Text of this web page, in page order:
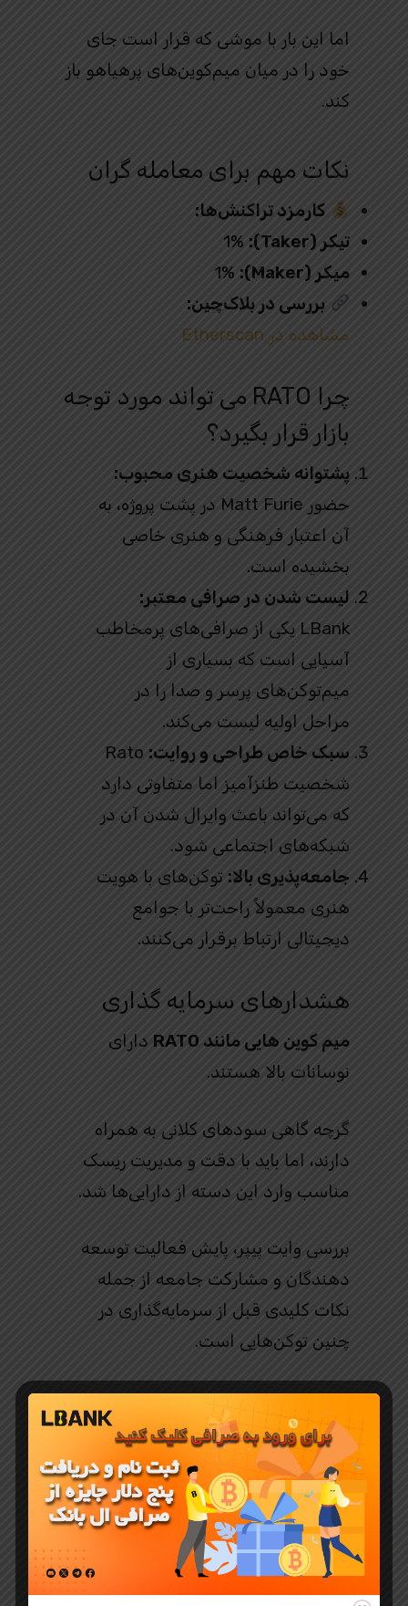
اما این بار با موشی که قرار است جای
خود را در میان میم‌کوین‌های پرهیاهو باز
کند.
نکات مهم برای معامله‌ گران
کارمزد تراکنش‌ها:
تیکر (Taker):
میکر (Maker):
بررسی در بلاک‌چین:
مشاهده در Etherscan
چرا RATO می‌ تواند مورد توجه
بازار قرار بگیرد؟
پشتوانه شخصیت هنری محبوب:
حضور Matt Furie در پشت پروژه، به
آن اعتبار فرهنگی و هنری خاصی
بخشیده است.
لیست شدن در صرافی معتبر:
LBank یکی از صرافی‌های پرمخاطب
آسیایی است که بسیاری از
میم‌توکن‌های پرسر و صدا را در
مراحل اولیه لیست می‌کند.
سبک خاص طراحی و روایت: Rato
شخصیت طنزآمیز اما متفاوتی دارد
که می‌تواند باعث وایرال شدن آن در
شبکه‌های اجتماعی شود.
جامعه‌پذیری بالا: توکن‌های با هویت
هنری معمولاً راحت‌تر با جوامع
دیجیتالی ارتباط برقرار می‌کنند.
هشدارهای سرمایه‌ گذاری
میم کوین هایی مانند RATO
دارای
نوسانات بالا هستند.
گرچه گاهی سودهای کلانی به همراه
دارند، اما باید با دقت و مدیریت ریسک
مناسب وارد این دسته از دارایی‌ها شد.
بررسی وایت‌ پیپر، پایش فعالیت توسعه‌
دهندگان و مشارکت جامعه از جمله
نکات کلیدی قبل از سرمایه‌گذاری در
چنین توکن‌هایی است.
نتیجه‌ گیری
میم کوین RATO
درصرافی البانک
لیست شدنتوکن RATO درصرافی
البانک
نه تنها فرصتی برای معامله‌ گران
ریسک‌پذیر فراهم می‌کند، بلکه شروعی
برای ورود یک شخصیت جدید از دنیای